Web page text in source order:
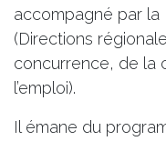
accompagné par la
(Directions
concurrence, de la
l’emploi).
Il émane du